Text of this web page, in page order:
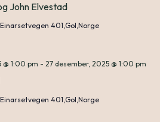
John Elvestad
Einarsetvegen 401,Gol,Norge
1:00 pm - 27 desember, 2025 @ 1:00 pm
Einarsetvegen 401,Gol,Norge